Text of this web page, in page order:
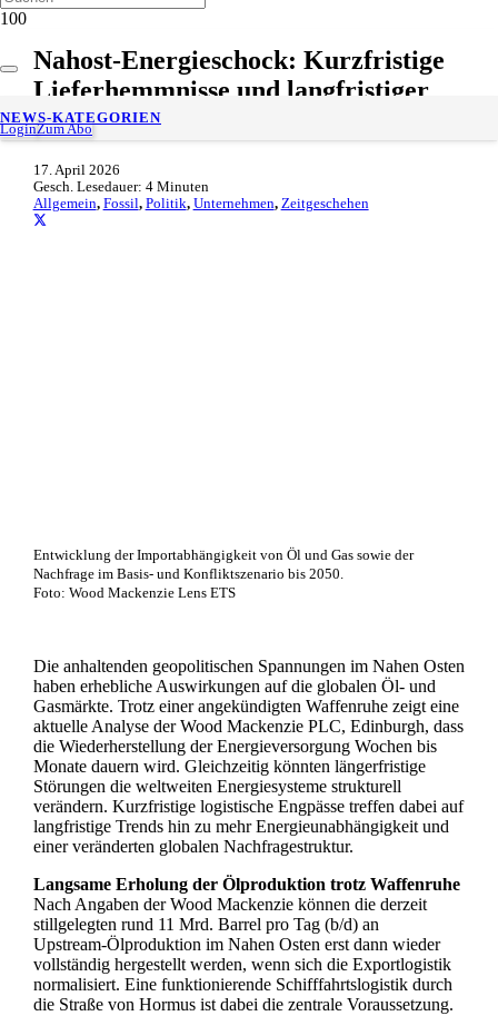
LoginZum Abo
NEWS-KATEGORIEN
Nahost-Energieschock: Kurzfristige
Lieferhemmnisse und langfristiger
Umbau der globalen Energiesysteme
17. April 2026
Gesch. Lesedauer: 4 Minuten
Allgemein, Fossil, Politik, Unternehmen, Zeitgeschehen
Entwicklung der Importabhängigkeit von Öl und Gas sowie der
Nachfrage im Basis- und Konfliktszenario bis 2050.
Foto: Wood Mackenzie Lens ETS
Die anhaltenden geopolitischen Spannungen im Nahen Osten
haben erhebliche Auswirkungen auf die globalen Öl- und
Gasmärkte. Trotz einer angekündigten Waffenruhe zeigt eine
aktuelle Analyse der Wood Mackenzie PLC, Edinburgh, dass
die Wiederherstellung der Energieversorgung Wochen bis
Monate dauern wird. Gleichzeitig könnten längerfristige
Störungen die weltweiten Energiesysteme strukturell
verändern. Kurzfristige logistische Engpässe treffen dabei auf
langfristige Trends hin zu mehr Energieunabhängigkeit und
einer veränderten globalen Nachfragestruktur.
Langsame Erholung der Ölproduktion trotz Waffenruhe
Nach Angaben der Wood Mackenzie können die derzeit
stillgelegten rund 11 Mrd. Barrel pro Tag (b/d) an
Upstream‑Ölproduktion im Nahen Osten erst dann wieder
vollständig hergestellt werden, wenn sich die Exportlogistik
normalisiert. Eine funktionierende Schifffahrtslogistik durch
die Straße von Hormus ist dabei die zentrale Voraussetzung.